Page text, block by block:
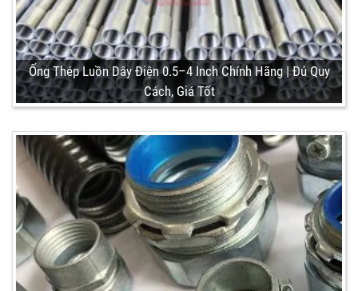
Ống Thép Luồn Dây Điện 0.5–4 Inch Chính Hãng | Đủ Quy
Cách, Giá Tốt